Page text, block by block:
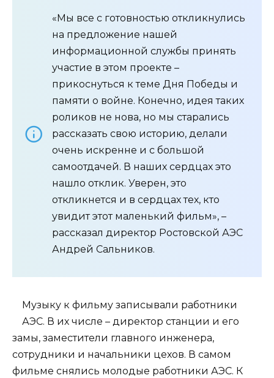
«Мы все с готовностью откликнулись
на предложение нашей
информационной службы принять
участие в этом проекте –
прикоснуться к теме Дня Победы и
памяти о войне. Конечно, идея таких
роликов не нова, но мы старались
рассказать свою историю, делали
очень искренне и с большой
самоотдачей. В наших сердцах это
нашло отклик. Уверен, это
откликнется и в сердцах тех, кто
увидит этот маленький фильм», –
рассказал директор Ростовской АЭС
Андрей Сальников.
Музыку к фильму записывали работники
АЭС. В их числе – директор станции и его
замы, заместители главного инженера,
сотрудники и начальники цехов. В самом
фильме снялись молодые работники АЭС. К